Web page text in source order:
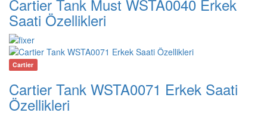
Cartier Tank Must WSTA0040 Erkek
Saati Özellikleri
Cartier
Cartier Tank WSTA0071 Erkek Saati
Özellikleri